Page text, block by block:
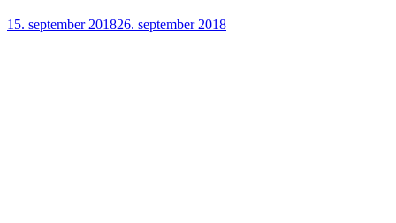
15. september 201826. september 2018